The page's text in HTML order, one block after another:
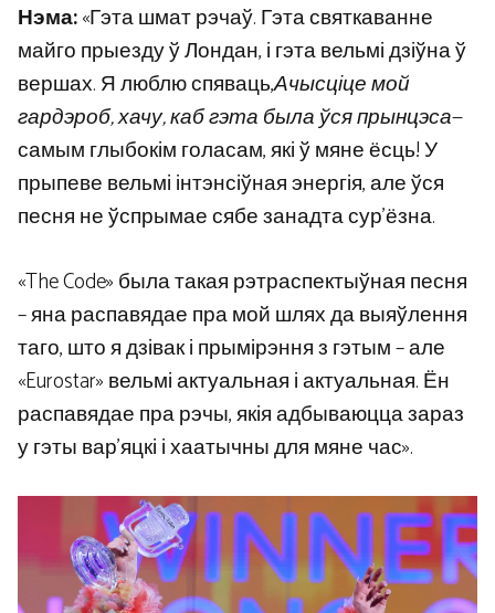
Нэма:«Гэта шмат рэчаў. Гэта святкаванне
майго прыезду ў Лондан, і гэта вельмі дзіўна ў
вершах. Я люблю спяваць,Ачысціце мой
гардэроб, хачу, каб гэта была ўся прынцэса—
самым глыбокім голасам, які ў мяне ёсць! У
прыпеве вельмі інтэнсіўная энергія, але ўся
песня не ўспрымае сябе занадта сур’ёзна.
«The Code» была такая рэтраспектыўная песня
– яна распавядае пра мой шлях да выяўлення
таго, што я дзівак і прымірэння з гэтым – але
«Eurostar» вельмі актуальная і актуальная. Ён
распавядае пра рэчы, якія адбываюцца зараз
у гэты вар’яцкі і хаатычны для мяне час».